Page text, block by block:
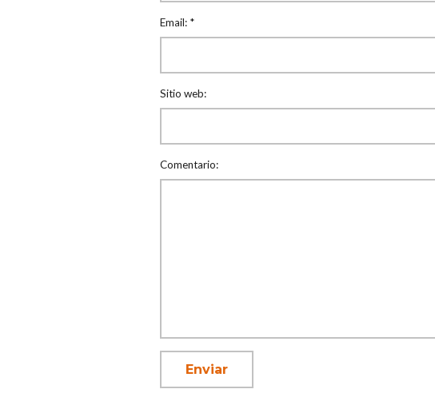
Email: *
Sitio web:
Comentario: